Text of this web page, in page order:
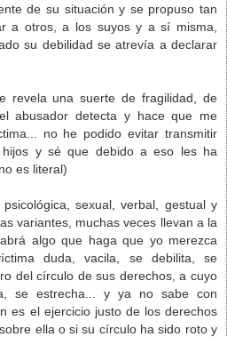
de su situación y se propuso tan
a otros, a los suyos y a sí misma,
su debilidad se atrevía a declarar
revela una suerte de fragilidad, de
abusador detecta y hace que me
no he podido evitar transmitir
y sé que debido a eso les ha
es literal)
sexual, verbal, gestual y
variantes, muchas veces llevan a la
algo que haga que yo merezca
duda, vacila, se debilita, se
del círculo de sus derechos, a cuyo
se estrecha... y ya no sabe con
es el ejercicio justo de los derechos
ella o si su círculo ha sido roto y